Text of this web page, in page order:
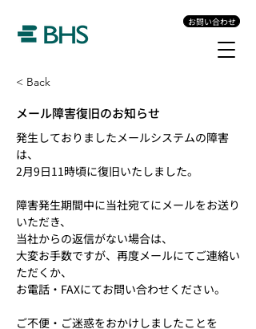
お問い合わせ
< Back
メール障害復旧のお知らせ
発生しておりましたメールシステムの障害
は、
2月9日11時頃に復旧いたしました。
障害発生期間中に当社宛てにメールをお送り
いただき、
当社からの返信がない場合は、
大変お手数ですが、再度メールにてご連絡い
ただくか、
お電話・FAXにてお問い合わせください。
ご不便・ご迷惑をおかけしましたことを